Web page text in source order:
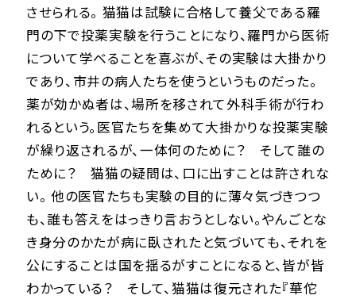
させられる。 猫猫は試験に合格して養父である羅
門の下で投薬実験を行うことになり、羅門から医術
について学べることを喜ぶが、その実験は大掛かり
であり、市井の病人たちを使うというものだった。
薬が効かぬ者は、場所を移されて外科手術が行わ
れるという。医官たちを集めて大掛かりな投薬実験
が繰り返されるが、一体何のために？ そして誰の
ために？ 猫猫の疑問は、口に出すことは許されな
い。 他の医官たちも実験の目的に薄々気づきつつ
も、誰も答えをはっきり言おうとしない。やんごとな
き身分のかたが病に臥されたと気づいても、それを
公にすることは国を揺るがすことになると、皆が皆
わかっている？ そして、猫猫は復元された『華佗